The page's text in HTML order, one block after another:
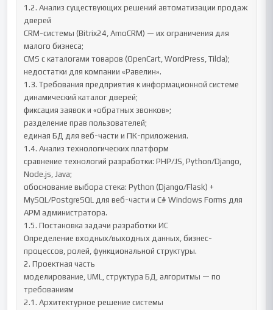
1.2. Анализ существующих решений автоматизации продаж
дверей
CRM-системы (Bitrix24, AmoCRM) — их ограничения для
малого бизнеса;
CMS с каталогами товаров (OpenCart, WordPress, Tilda);
недостатки для компании «Равелин».
1.3. Требования предприятия к информационной системе
динамический каталог дверей;
фиксация заявок и «обратных звонков»;
разделение прав пользователей;
единая БД для веб-части и ПК-приложения.
1.4. Анализ технологических платформ
сравнение технологий разработки: PHP/JS, Python/Django,
Node.js, Java;
обоснование выбора стека: Python (Django/Flask) +
MySQL/PostgreSQL для веб-части и C# Windows Forms для
АРМ администратора.
1.5. Постановка задачи разработки ИС
Определение входных/выходных данных, бизнес-
процессов, ролей, функциональной структуры.
2. Проектная часть
моделирование, UML, структура БД, алгоритмы — по
требованиям
2.1. Архитектурное решение системы